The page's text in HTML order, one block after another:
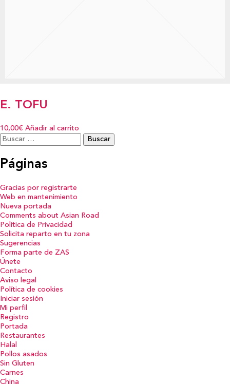
E. TOFU
10,00€ Añadir al carrito
Buscar:
Páginas
Gracias por registrarte
Web en mantenimiento
Nueva portada
Comments about Asian Road
Política de Privacidad
Solicita reparto en tu zona
Sugerencias
Forma parte de ZAS
Únete
Contacto
Aviso legal
Política de cookies
Iniciar sesión
Mi perfil
Registro
Portada
Restaurantes
Halal
Pollos asados
Sin Gluten
Carnes
China